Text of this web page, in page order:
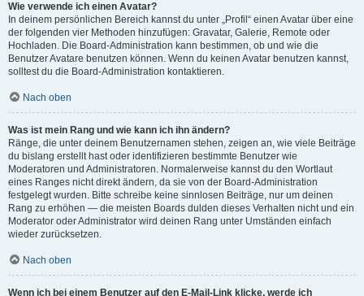
Wie verwende ich einen Avatar?
In deinem persönlichen Bereich kannst du unter „Profil“ einen Avatar über eine
der folgenden vier Methoden hinzufügen: Gravatar, Galerie, Remote oder
Hochladen. Die Board-Administration kann bestimmen, ob und wie die
Benutzer Avatare benutzen können. Wenn du keinen Avatar benutzen kannst,
solltest du die Board-Administration kontaktieren.
Nach oben
Was ist mein Rang und wie kann ich ihn ändern?
Ränge, die unter deinem Benutzernamen stehen, zeigen an, wie viele Beiträge
du bislang erstellt hast oder identifizieren bestimmte Benutzer wie
Moderatoren und Administratoren. Normalerweise kannst du den Wortlaut
eines Ranges nicht direkt ändern, da sie von der Board-Administration
festgelegt wurden. Bitte schreibe keine sinnlosen Beiträge, nur um deinen
Rang zu erhöhen — die meisten Boards dulden dieses Verhalten nicht und ein
Moderator oder Administrator wird deinen Rang unter Umständen einfach
wieder zurücksetzen.
Nach oben
Wenn ich bei einem Benutzer auf den E-Mail-Link klicke, werde ich